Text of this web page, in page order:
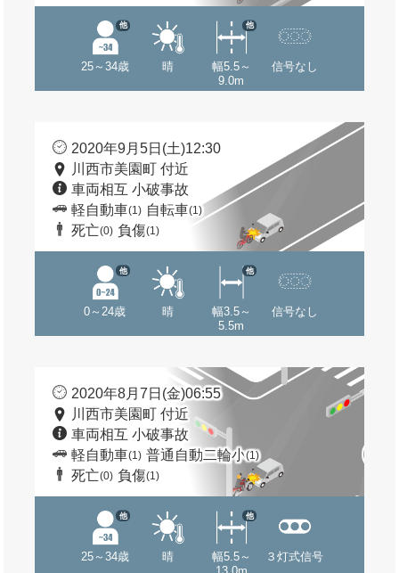
25～34歳
他
晴
幅5.5～
9.0m
他
信号なし
2020年9月5日(土)12:30
川西市美園町 付近
車両相互 小破事故
軽自動車(1) 自転車(1)
死亡(0) 負傷(1)
0～24歳
他
晴
幅3.5～
5.5m
他
信号なし
2020年8月7日(金)06:55
川西市美園町 付近
車両相互 小破事故
軽自動車(1) 普通自動二輪小(1)
死亡(0) 負傷(1)
25～34歳
他
晴
幅5.5～
他
３灯式信号